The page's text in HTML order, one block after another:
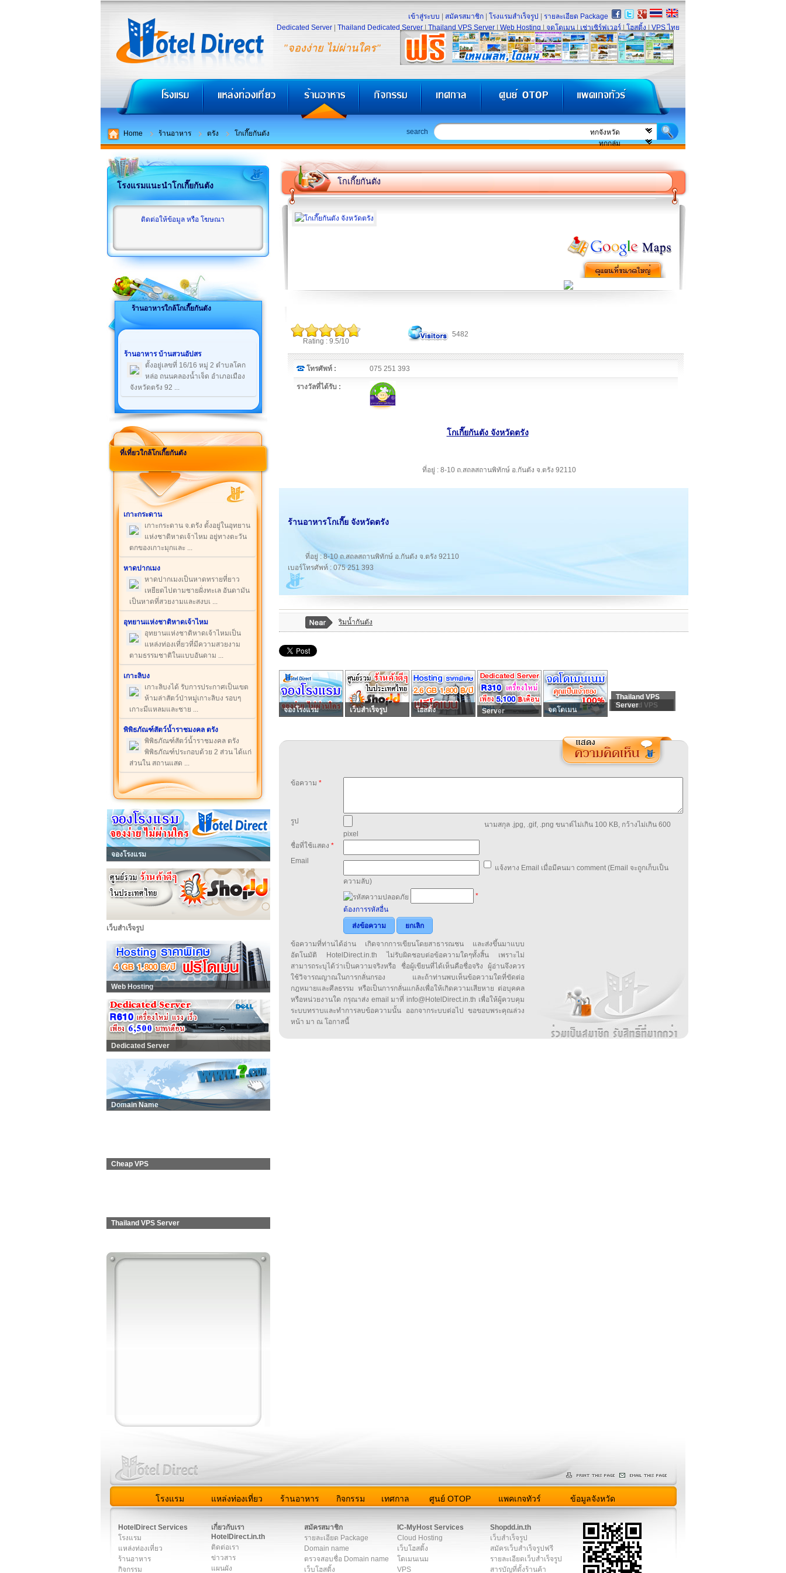
"จองง่าย ไม่ผ่านใคร"
เข้าสู่ระบบ สมัครสมาชิก โรงแรมสำเร็จรูป
รายละเอียด Package
Dedicated Server
Thailand Dedicated Server Thailand VPS Server Web Hosting จดโดเมน เช่าเซิร์ฟเวอร์ โฮสติ้ง VPS ไทย
Home ร้านอาหาร ตรัง โกเกี๊ยกันตัง search
โรงแรมแนะนำโกเกี๊ยกันตัง
ติดต่อให้ข้อมูล หรือ โฆษณา
ร้านอาหารใกล้โกเกี๊ยกันตัง
ร้านอาหาร บ้านสวนอัปสร
ตั้งอยู่เลขที่ 16/16 หมู่ 2 ตำบลโคก
หล่อ ถนนคลองน้ำเจ็ด อำเภอเมือง
จังหวัดตรัง 92 ...
ที่เที่ยวใกล้โกเกี๊ยกันตัง
เกาะกระดาน
เกาะกระดาน จ.ตรัง ตั้งอยู่ในอุทยาน
แห่งชาติหาดเจ้าไหม อยู่ทางตะวัน
ตกของเกาะมุกและ ...
หาดปากเมง
หาดปากเมงเป็นหาดทรายที่ยาว
เหยียดไปตามชายฝั่งทะเล อันดามัน
เป็นหาดที่สวยงามและสงบเ ...
อุทยานแห่งชาติหาดเจ้าไหม
อุทยานแห่งชาติหาดเจ้าไหมเป็น
แหล่งท่องเที่ยวที่มีความสวยงาม
ตามธรรมชาติในแบบอันดาม ...
เกาะลิบง
เกาะลิบงได้ รับการประกาศเป็นเขต
ห้ามล่าสัตว์ป่าหมู่เกาะลิบง รอบๆ
เกาะมีแหลมและชาย ...
พิพิธภัณฑ์สัตว์น้ำราชมงคล ตรัง
พิพิธภัณฑ์สัตว์น้ำราชมงคล ตรัง
พิพิธภัณฑ์ประกอบด้วย 2 ส่วน ได้แก่
ส่วนใน สถานแสด ...
จองโรงแรม
เว็บสำเร็จรูป
Web Hosting
Dedicated Server
Domain Name
Cheap VPS
Thailand VPS Server
โกเกี๊ยกันตัง
Rating : 9.5/10
5482
โทรศัพท์ : 075 251 393
รางวัลที่ได้รับ :
โกเกี๊ยกันตัง จังหวัดตรัง
ที่อยู่ : 8-10 ถ.สถลสถานพิทักษ์ อ.กันตัง จ.ตรัง 92110
ร้านอาหารโกเกี๊ย จังหวัดตรัง
ที่อยู่ : 8-10 ถ.สถลสถานพิทักษ์ อ.กันตัง จ.ตรัง 92110
เบอร์โทรศัพท์ : 075 251 393
ริมน้ำกันตัง
จองโรงแรม เว็บสำเร็จรูป โฮสติ้ง Server จดโดเมน
Thailand VPS
Thailand VPS
Server
ข้อความ *
รูป
นามสกุล .jpg, .gif, .png ขนาด์ไม่เกิน 100 KB, กว้างไม่เกิน 600
pixel
ชื่อที่ใช้แสดง *
Email
แจ้งทาง Email เมื่อมีคนมา comment (Email จะถูกเก็บเป็น
ความลับ)
*
ต้องการรหัสอื่น
ส่งข้อความ
ยกเลิก
ข้อความที่ท่านได้อ่าน เกิดจากการเขียนโดยสาธารณชน และส่งขึ้นมาแบบ
อัตโนมัติ HotelDirect.in.th ไม่รับผิดชอบต่อข้อความใดๆทั้งสิ้น เพราะไม่
สามารถระบุได้ว่าเป็นความจริงหรือ ชื่อผู้เขียนที่ได้เห็นคือชื่อจริง ผู้อ่านจึงควร
ใช้วิจารณญาณในการกลั่นกรอง และถ้าท่านพบเห็นข้อความใดที่ขัดต่อ
กฎหมายและศีลธรรม หรือเป็นการกลั่นแกล้งเพื่อให้เกิดความเสียหาย ต่อบุคคล
หรือหน่วยงานใด กรุณาส่ง email มาที่ info@HotelDirect.in.th เพื่อให้ผู้ควบคุม
ระบบทราบและทำการลบข้อความนั้น ออกจากระบบต่อไป ขอขอบพระคุณล่วง
หน้า มา ณ โอกาสนี้
โรงแรม แหล่งท่องเที่ยว ร้านอาหาร กิจกรรม เทศกาล ศูนย์ OTOP แพคเกจทัวร์ ข้อมูลจังหวัด
HotelDirect Services
โรงแรม
แหล่งท่องเที่ยว
ร้านอาหาร
กิจกรรม
เกี่ยวกับเรา
HotelDirect.in.th
ติดต่อเรา
ข่าวสาร
แผนผัง
สมัครสมาชิก
รายละเอียด Package
Domain name
ตรวจสอบชื่อ Domain name
เว็บโฮสติ้ง
IC-MyHost Services
Cloud Hosting
เว็บโฮสติ้ง
โดเมนเนม
VPS
Shopdd.in.th
เว็บสำเร็จรูป
สมัครเว็บสำเร็จรูปฟรี
รายละเอียดเว็บสำเร็จรูป
สารบัญที่ตั้งร้านค้า